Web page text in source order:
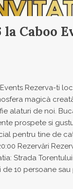
la Caboo
Rezerva-ti
magicà
alaturi de noi.
prospete si
pentru tine de
Rezervări
Strada
de 10 persoane